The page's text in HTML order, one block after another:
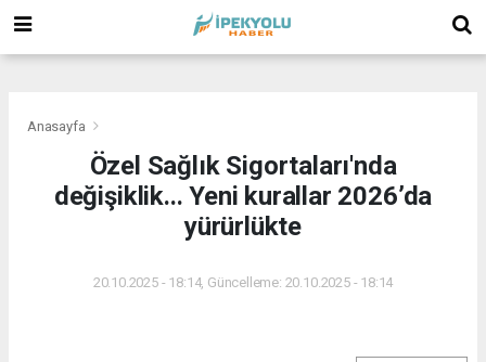
Anasayfa
Özel Sağlık Sigortaları'nda
değişiklik... Yeni kurallar 2026’da
yürürlükte
20.10.2025 - 18:14, Güncelleme: 20.10.2025 - 18:14